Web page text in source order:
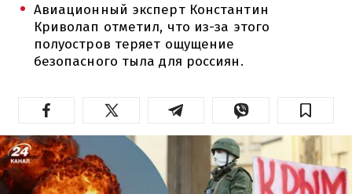
Авиационный эксперт Константин
Криволап отметил, что из-за этого
полуостров теряет ощущение
безопасного тыла для россиян.